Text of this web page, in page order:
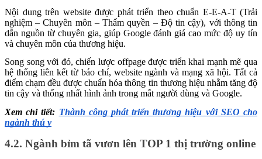
Nội dung trên website được phát triển theo chuẩn E-E-A-T (Trải
nghiệm – Chuyên môn – Thẩm quyền – Độ tin cậy), với thông tin
dẫn nguồn từ chuyên gia, giúp Google đánh giá cao mức độ uy tín
và chuyên môn của thương hiệu.
Song song với đó, chiến lược offpage được triển khai mạnh mẽ qua
hệ thống liên kết từ báo chí, website ngành và mạng xã hội. Tất cả
điểm chạm đều được chuẩn hóa thông tin thương hiệu nhằm tăng độ
tin cậy và thống nhất hình ảnh trong mắt người dùng và Google.
Xem chi tiết: Thành công phát triển thương hiệu với SEO cho
ngành thú y
4.2. Ngành bỉm tã vươn lên TOP 1 thị trường online